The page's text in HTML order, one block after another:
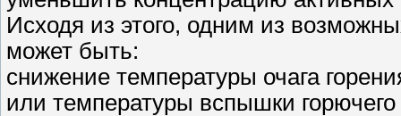
Исходя из этого, одним из
может быть:
снижение температуры очага
или температуры вспышки горючего